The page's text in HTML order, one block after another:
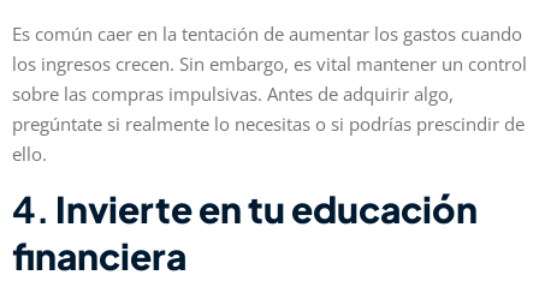
Es común caer en la tentación de aumentar los gastos cuando
los ingresos crecen. Sin embargo, es vital mantener un control
sobre las compras impulsivas. Antes de adquirir algo,
pregúntate si realmente lo necesitas o si podrías prescindir de
ello.
4. Invierte en tu educación
financiera